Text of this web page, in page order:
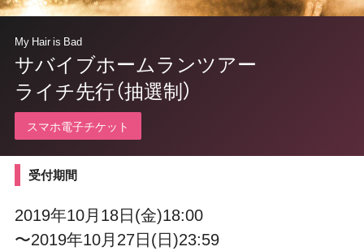
My Hair is Bad
サバイブホームランツアー
ライチ先行（抽選制）
スマホ電子チケット
受付期間
2019年10月18日(金)18:00
〜2019年10月27日(日)23:59